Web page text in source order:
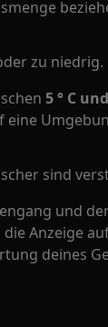
zu niedrig.
5 ° C
sind
und
Anzeige
deines